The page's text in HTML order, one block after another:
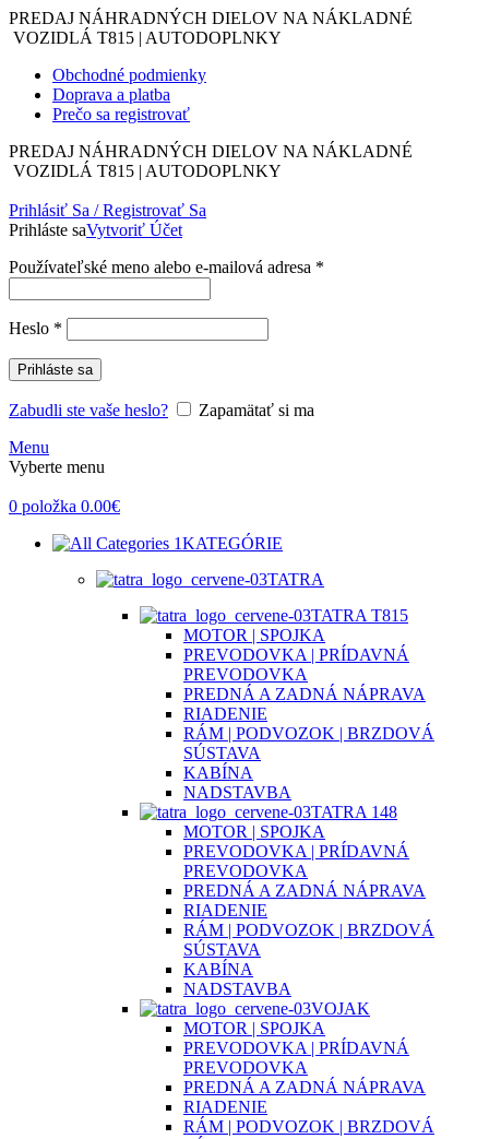
PREDAJ NÁHRADNÝCH DIELOV NA NÁKLADNÉ
VOZIDLÁ T815 | AUTODOPLNKY
Obchodné podmienky
Doprava a platba
Prečo sa registrovať
PREDAJ NÁHRADNÝCH DIELOV NA NÁKLADNÉ
VOZIDLÁ T815 | AUTODOPLNKY
Prihlásiť Sa / Registrovať Sa
Prihláste saVytvoriť Účet
Používateľské meno alebo e-mailová adresa *
Heslo *
Prihláste sa
Zabudli ste vaše heslo?
Zapamätať si ma
Menu
Vyberte menu
0 položka 0.00€
KATEGÓRIE
TATRA
TATRA T815
MOTOR | SPOJKA
PREVODOVKA | PRÍDAVNÁ
PREVODOVKA
PREDNÁ A ZADNÁ NÁPRAVA
RIADENIE
RÁM | PODVOZOK | BRZDOVÁ
SÚSTAVA
KABÍNA
NADSTAVBA
TATRA 148
MOTOR | SPOJKA
PREVODOVKA | PRÍDAVNÁ
PREVODOVKA
PREDNÁ A ZADNÁ NÁPRAVA
RIADENIE
RÁM | PODVOZOK | BRZDOVÁ
SÚSTAVA
KABÍNA
NADSTAVBA
VOJAK
MOTOR | SPOJKA
PREVODOVKA | PRÍDAVNÁ
PREVODOVKA
PREDNÁ A ZADNÁ NÁPRAVA
RIADENIE
RÁM | PODVOZOK | BRZDOVÁ